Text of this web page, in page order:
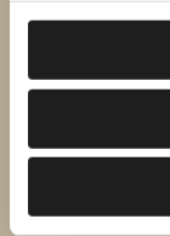
contar con
que se
son los
Instalar